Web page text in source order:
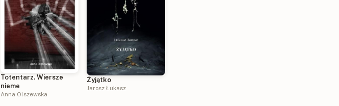
Totentarz. Wiersze
nieme
Anna Olszewska
Żyjątko
Jarosz Łukasz